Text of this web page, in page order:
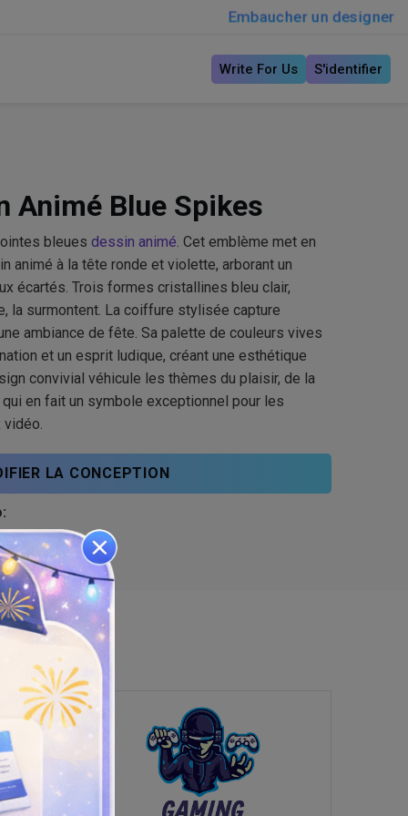
Embaucher un designer
Write For Us S'identifier
Animé Blue Spikes
bleues dessin animé. Cet emblème met en
animé à la tête ronde et violette, arborant un
écartés. Trois formes cristallines bleu clair,
la surmontent. La coiffure stylisée capture
ambiance de fête. Sa palette de couleurs vives
et un esprit ludique, créant une esthétique
convivial véhicule les thèmes du plaisir, de la
en fait un symbole exceptionnel pour les
vidéo.
LA CONCEPTION